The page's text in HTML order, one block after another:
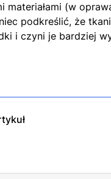
materiałami (w
podkreślić, że
i czyni je bardziej